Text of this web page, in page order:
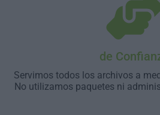
de
Servimos todos los archivos a
No utilizamos paquetes ni